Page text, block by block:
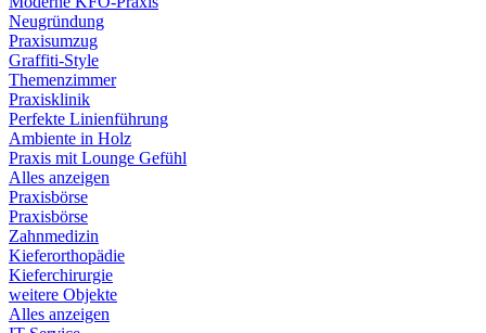
Neugründung
Praxisumzug
Graffiti-Style
Themenzimmer
Praxisklinik
Perfekte Linienführung
Ambiente in Holz
Praxis mit Lounge Gefühl
Alles anzeigen
Praxisbörse
Praxisbörse
Zahnmedizin
Kieferorthopädie
Kieferchirurgie
weitere Objekte
Alles anzeigen